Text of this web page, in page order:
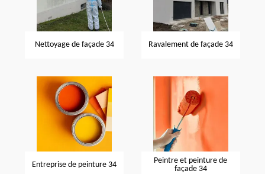
Nettoyage de façade 34 Ravalement de façade 34
Entreprise de peinture 34
Peintre et peinture de
façade 34